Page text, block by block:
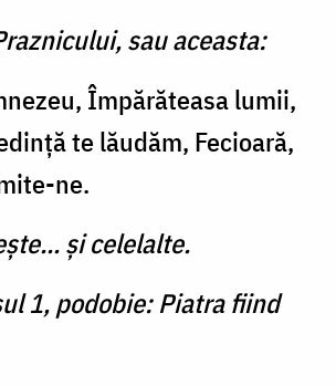
sau aceasta:
Împărăteasa lumii,
te lăudăm, Fecioară,
ne.
și celelalte.
1, podobie: Piatra fiind